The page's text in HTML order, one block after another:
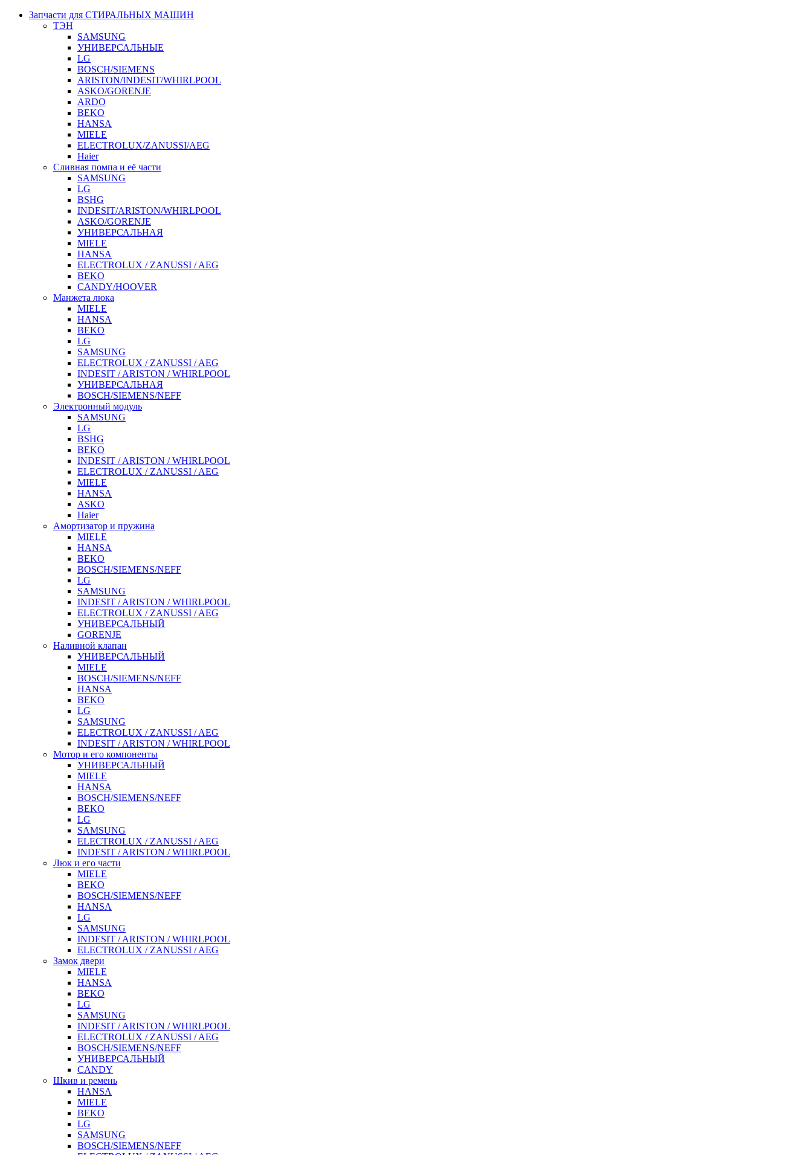
Запчасти для СТИРАЛЬНЫХ МАШИН
ТЭН
SAMSUNG
УНИВЕРСАЛЬНЫЕ
LG
BOSCH/SIEMENS
ARISTON/INDESIT/WHIRLPOOL
ASKO/GORENJE
ARDO
BEKO
HANSA
MIELE
ELECTROLUX/ZANUSSI/AEG
Haier
Сливная помпа и её части
SAMSUNG
LG
BSHG
INDESIT/ARISTON/WHIRLPOOL
ASKO/GORENJE
УНИВЕРСАЛЬНАЯ
MIELE
HANSA
ELECTROLUX / ZANUSSI / AEG
BEKO
CANDY/HOOVER
Манжета люка
MIELE
HANSA
BEKO
LG
SAMSUNG
ELECTROLUX / ZANUSSI / AEG
INDESIT / ARISTON / WHIRLPOOL
УНИВЕРСАЛЬНАЯ
BOSCH/SIEMENS/NEFF
Электронный модуль
SAMSUNG
LG
BSHG
BEKO
INDESIT / ARISTON / WHIRLPOOL
ELECTROLUX / ZANUSSI / AEG
MIELE
HANSA
ASKO
Haier
Амортизатор и пружина
MIELE
HANSA
BEKO
BOSCH/SIEMENS/NEFF
LG
SAMSUNG
INDESIT / ARISTON / WHIRLPOOL
ELECTROLUX / ZANUSSI / AEG
УНИВЕРСАЛЬНЫЙ
GORENJE
Наливной клапан
УНИВЕРСАЛЬНЫЙ
MIELE
BOSCH/SIEMENS/NEFF
HANSA
BEKO
LG
SAMSUNG
ELECTROLUX / ZANUSSI / AEG
INDESIT / ARISTON / WHIRLPOOL
Мотор и его компоненты
УНИВЕРСАЛЬНЫЙ
MIELE
HANSA
BOSCH/SIEMENS/NEFF
BEKO
LG
SAMSUNG
ELECTROLUX / ZANUSSI / AEG
INDESIT / ARISTON / WHIRLPOOL
Люк и его части
MIELE
BEKO
BOSCH/SIEMENS/NEFF
HANSA
LG
SAMSUNG
INDESIT / ARISTON / WHIRLPOOL
ELECTROLUX / ZANUSSI / AEG
Замок двери
MIELE
HANSA
BEKO
LG
SAMSUNG
INDESIT / ARISTON / WHIRLPOOL
ELECTROLUX / ZANUSSI / AEG
BOSCH/SIEMENS/NEFF
УНИВЕРСАЛЬНЫЙ
CANDY
Шкив и ремень
HANSA
MIELE
BEKO
LG
SAMSUNG
BOSCH/SIEMENS/NEFF